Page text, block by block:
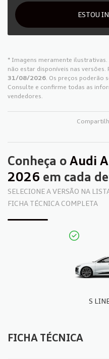
* Imagens meramente
não estar disponíveis nas
31/08/2026. Os preços poderão
Consulte e confirme todas as
vendedores.
ESTOU
Conheça o Audi
2026 em cada
SELECIONE A VERSÃO NA
FICHA TÉCNICA COMPLETA
S
FICHA TÉCNICA